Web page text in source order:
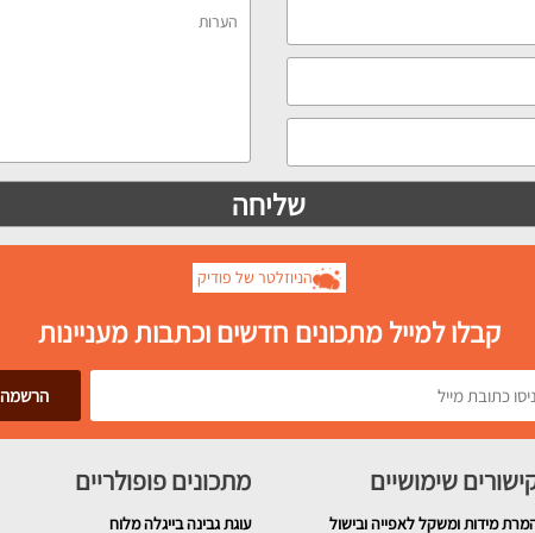
הניוזלטר של פודיק
קבלו למייל מתכונים חדשים וכתבות מעניינות
שימושיים
מידות ומשקל לאפייה ובישול
מתכונים פופולריים
עוגת גבינה בייגלה מלוח